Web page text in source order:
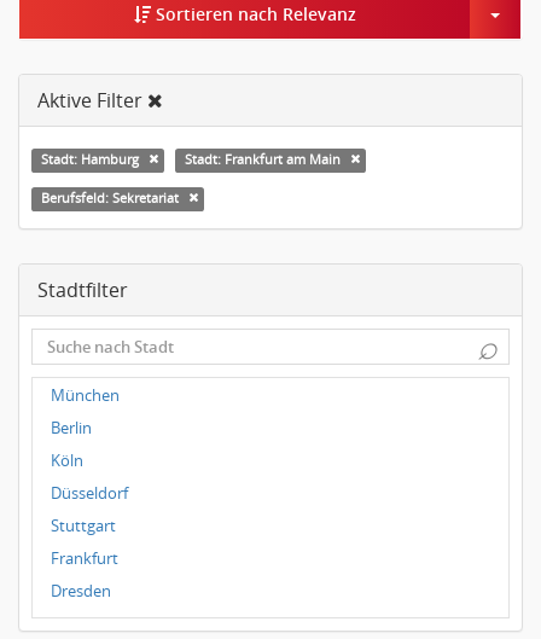
Sortieren nach Relevanz
Aktive Filter
Stadt: Hamburg Stadt: Frankfurt am Main
Berufsfeld: Sekretariat
Stadtfilter
⌕
München
Berlin
Köln
Düsseldorf
Stuttgart
Frankfurt
Dresden
Magdeburg